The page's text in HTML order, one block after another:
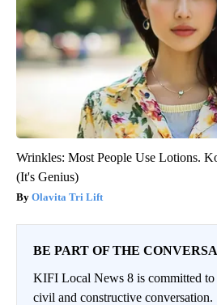
Wrinkles: Most People Use Lotions.
(It's Genius)
Olavita Tri Lift
BE PART OF THE
KIFI Local News 8 is committed
civil and constructive conversation.